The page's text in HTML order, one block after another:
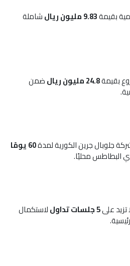
بقيمة9.83 مليون ريال شاملة
بقيمة24.8 مليون ريال ضمن
جلوبال جرين الكورية لمدة
60 يومًا
البطاطس محليًا.
على5 جلسات تداول لاستكمال